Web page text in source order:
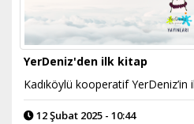
YerDeniz'den ilk kitap
Kadıköylü kooperatif
12 Şubat 2025 - 10:44